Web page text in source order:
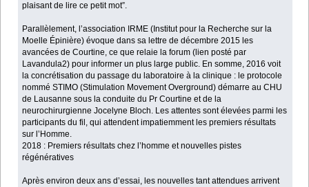
plaisant de lire ce petit mot”.
Parallèlement, l’association IRME (Institut pour la Recherche sur la
Moelle Épinière) évoque dans sa lettre de décembre 2015 les
avancées de Courtine, ce que relaie la forum (lien posté par
Lavandula2) pour informer un plus large public. En somme, 2016 voit
la concrétisation du passage du laboratoire à la clinique : le protocole
nommé STIMO (Stimulation Movement Overground) démarre au CHU
de Lausanne sous la conduite du Pr Courtine et de la
neurochirurgienne Jocelyne Bloch. Les attentes sont élevées parmi les
participants du fil, qui attendent impatiemment les premiers résultats
sur l’Homme.
2018 : Premiers résultats chez l’homme et nouvelles pistes
régénératives
Après environ deux ans d’essai, les nouvelles tant attendues arrivent